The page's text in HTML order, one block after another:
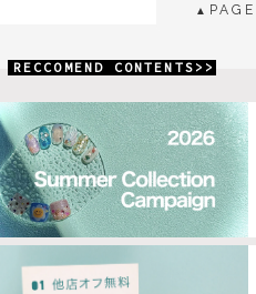
▲ PAGE
RECCOMEND CONTENTS>>